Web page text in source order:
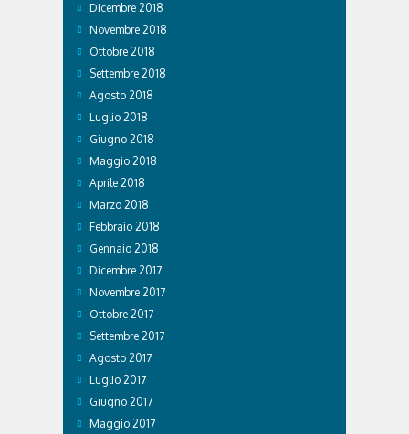
Dicembre 2018
Novembre 2018
Ottobre 2018
Settembre 2018
Agosto 2018
Luglio 2018
Giugno 2018
Maggio 2018
Aprile 2018
Marzo 2018
Febbraio 2018
Gennaio 2018
Dicembre 2017
Novembre 2017
Ottobre 2017
Settembre 2017
Agosto 2017
Luglio 2017
Giugno 2017
Maggio 2017